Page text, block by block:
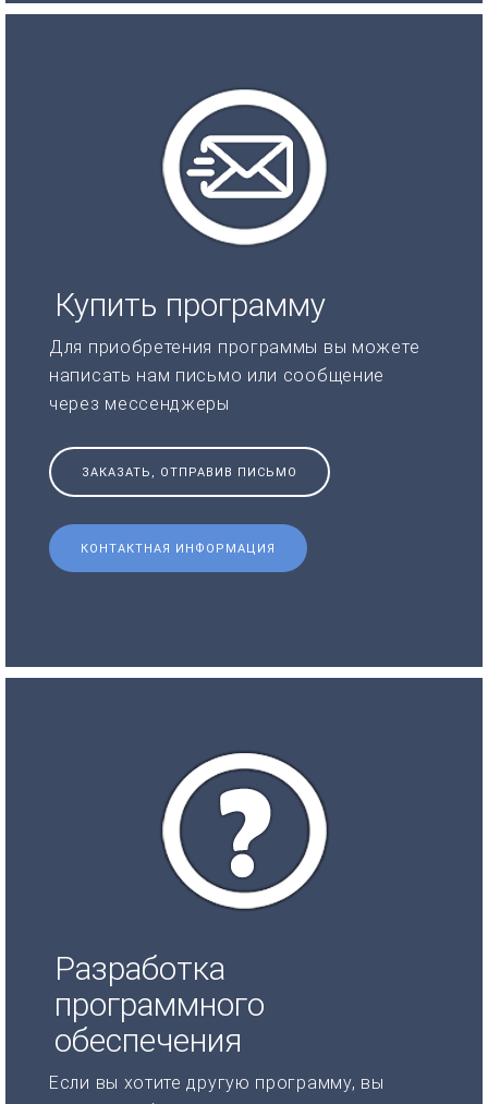
Купить программу
Для приобретения программы вы можете
написать нам письмо или сообщение
через мессенджеры
ЗАКАЗАТЬ, ОТПРАВИВ ПИСЬМО
КОНТАКТНАЯ ИНФОРМАЦИЯ
Разработка
программного
обеспечения
Если вы хотите другую программу, вы